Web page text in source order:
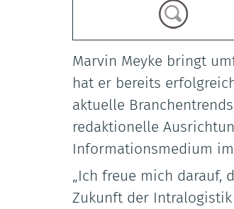
Marvin Meyke bringt
hat er bereits
aktuelle
redaktionelle
Informationsmedium
„Ich freue mich darauf,
Zukunft der Intralogistik